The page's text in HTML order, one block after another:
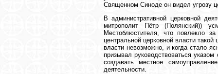
Священном Синоде он видел угрозу
В административной церковной
митрополит Пётр (Полянский))
Местоблюстителя, что повлекло
центральной церковной власти
власти невозможно, и когда стало
призывал руководствоваться
создавать местное
деятельности.